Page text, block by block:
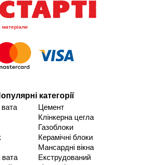
матеріали
категорії
вата
Цемент
Клінкерна цегла
Газоблоки
Керамічні блоки
Мансардні вікна
Екструдований